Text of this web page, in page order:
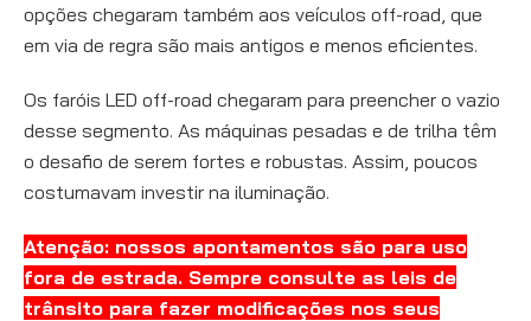
opções chegaram também aos veículos off-road, que
em via de regra são mais antigos e menos eficientes.
Os faróis LED off-road chegaram para preencher o vazio
desse segmento. As máquinas pesadas e de trilha têm
o desafio de serem fortes e robustas. Assim, poucos
costumavam investir na iluminação.
Atenção: nossos apontamentos são para uso
fora de estrada. Sempre consulte as leis de
trânsito para fazer modificações nos seus